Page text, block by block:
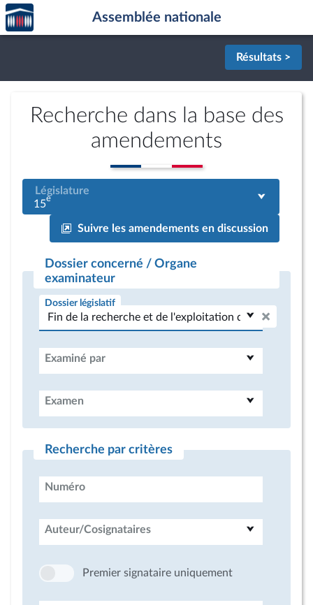
Aller au contenu
Aller en bas de la page
Accèder
à la
page
Assemblée nationale
Résultats >
Recherche dans la base des
amendements
Législature
15e
Suivre les amendements en discussion
Dossier concerné / Organe
examinateur
Dossier législatif
Examiné par
Examen
Recherche par critères
Numéro
Auteur/Cosignataires
Premier signataire uniquement